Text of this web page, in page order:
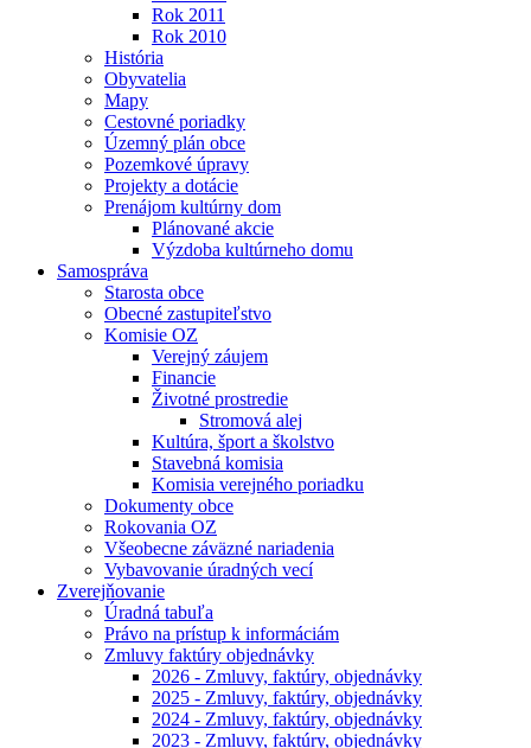
Rok 2011
Rok 2010
História
Obyvatelia
Mapy
Cestovné poriadky
Územný plán obce
Pozemkové úpravy
Projekty a dotácie
Prenájom kultúrny dom
Plánované akcie
Výzdoba kultúrneho domu
Samospráva
Starosta obce
Obecné zastupiteľstvo
Komisie OZ
Verejný záujem
Financie
Životné prostredie
Stromová alej
Kultúra, šport a školstvo
Stavebná komisia
Komisia verejného poriadku
Dokumenty obce
Rokovania OZ
Všeobecne záväzné nariadenia
Vybavovanie úradných vecí
Zverejňovanie
Úradná tabuľa
Právo na prístup k informáciám
Zmluvy faktúry objednávky
2026 - Zmluvy, faktúry, objednávky
2025 - Zmluvy, faktúry, objednávky
2024 - Zmluvy, faktúry, objednávky
2023 - Zmluvy, faktúry, objednávky